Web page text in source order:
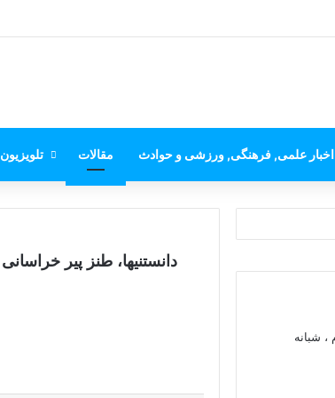
اخبار علمی, فرهنگی, ورزشی و حوادث مقالات تلویزیون
دانستنیها، طنز پیر خراسانی